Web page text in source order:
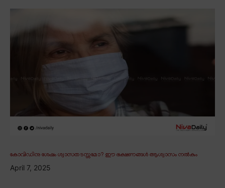
കോവിഡിനു ശേഷം ശ്വാസതടസ്സമോ? ഈ ഭക്ഷണങ്ങൾ ആശ്വാസം നൽകും
April 7, 2025